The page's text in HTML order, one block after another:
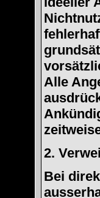
Alle
2.
Bei